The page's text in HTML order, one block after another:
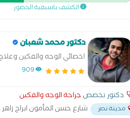
الكشف باسبقية الحضور
دكتور محمد شعبان
اخصائي الوجه والفكين
.اخصائي الوجه والفكين وعلاج
909
دكتور تخصص جراحة الوجه والفكين
مدينة نصر شارع حسن المأمون ابراج زاهر